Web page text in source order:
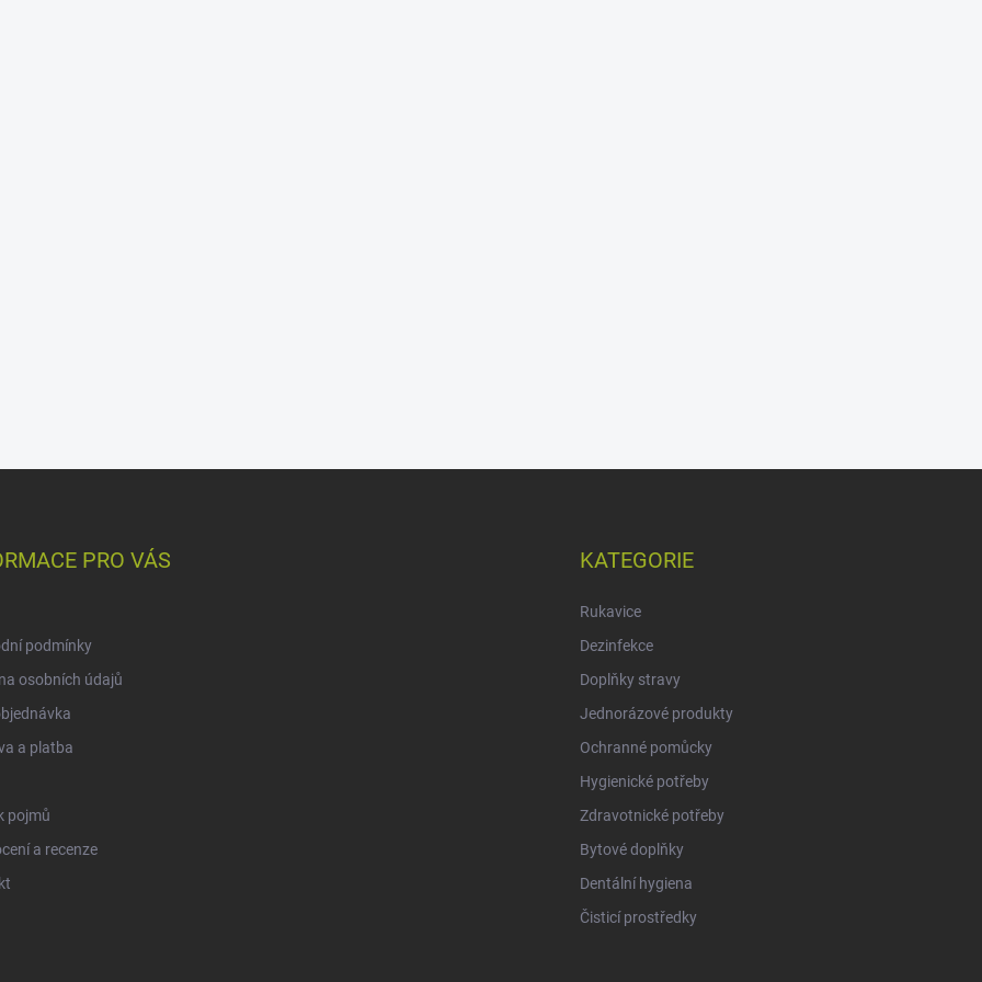
PRO VÁS
podmínky
osobních údajů
a platba
pojmů
a recenze
KATEGORIE
Rukavice
Dezinfekce
Doplňky stravy
Jednorázové produkty
Ochranné pomůcky
Hygienické potřeby
Zdravotnické potřeby
Bytové doplňky
Dentální hygiena
Čisticí prostředky